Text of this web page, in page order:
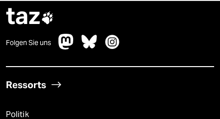
taz
Folgen Sie uns
Ressorts
Politik